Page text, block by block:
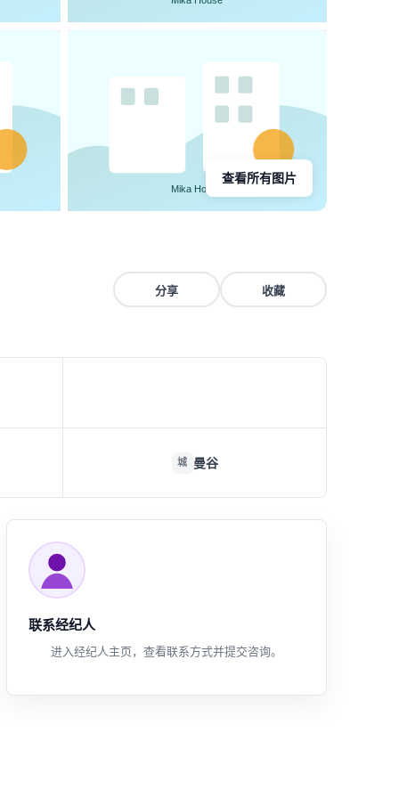
查看所有图片
分享 收藏
城 曼谷
联系经纪人
进入经纪人主页，查看联系方式并提交咨询。